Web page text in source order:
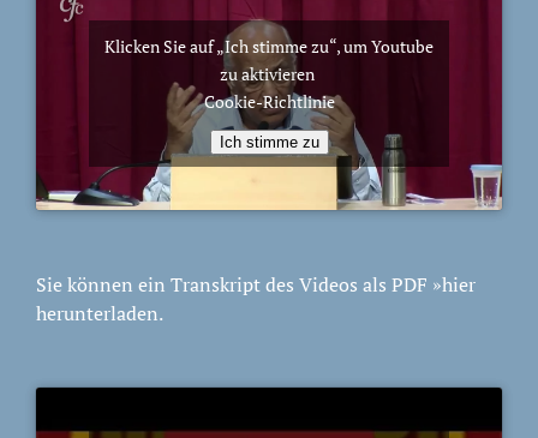
Klicken Sie auf „Ich stimme zu“, um Youtube
zu aktivieren
Cookie-Richtlinie
Ich stimme zu
Sie können ein Transkript des Videos als PDF »hier
herunterladen.